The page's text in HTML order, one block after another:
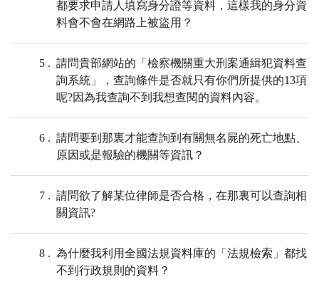
都要求申請人填寫身分證等資料，這樣我的身分資
料會不會在網路上被盜用？
5
請問貴部網站的「檢察機關重大刑案通緝犯資料查
詢系統」，查詢條件是否就只有你們所提供的13項
呢?因為我查詢不到我想查閱的資料內容。
6
請問要到那裏才能查詢到有關無名屍的死亡地點、
原因或是報驗的機關等資訊？
7
請問欲了解某位律師是否合格，在那裏可以查詢相
關資訊?
8
為什麼我利用全國法規資料庫的「法規檢索」都找
不到行政規則的資料？